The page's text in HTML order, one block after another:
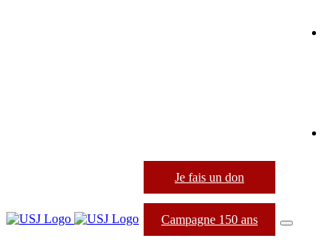
Je fais un don
Campagne 150 ans